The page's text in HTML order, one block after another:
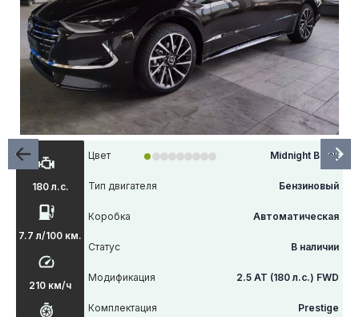
180 л.с.
7.7 л/100 км.
210 км/ч
Цвет Midnight Black
Тип двигателя Бензиновый
Коробка Автоматическая
Статус В наличии
Модификация 2.5 АТ (180 л.с.) FWD
Комплектация Prestige